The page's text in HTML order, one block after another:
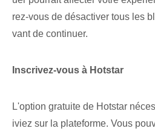
rez-vous de désactiver tous les
vant de continuer.
Inscrivez-vous à Hotstar
L'option gratuite de Hotstar
iviez sur la plateforme. ⁢Vous